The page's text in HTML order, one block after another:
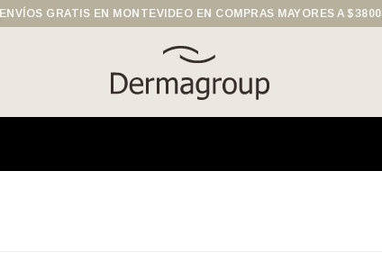
ENVÍOS GRATIS EN MONTEVIDEO EN COMPRAS MAYORES A $3800